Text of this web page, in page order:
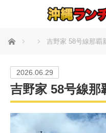
ホーム 吉野家 58号線那覇
2026.06.29
吉野家 58号線那